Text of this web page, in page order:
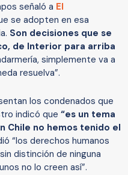
señaló a El
se adopten en esa
Son decisiones que se
de Interior para arriba
simplemente va a
resuelva”.
los condenados que
indicó que “es un tema
Chile no hemos tenido el
“los derechos humanos
distinción de ninguna
no lo creen así”.